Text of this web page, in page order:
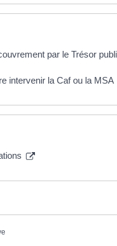
par le Trésor
intervenir la Caf ou la MSA